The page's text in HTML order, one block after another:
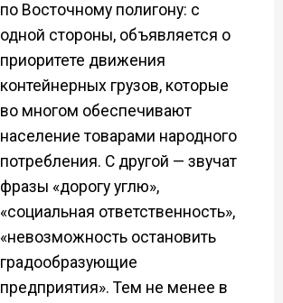
по Восточному полигону: с
одной стороны, объявляется о
приоритете движения
контейнерных грузов, которые
во многом обеспечивают
население товарами народного
потребления. С другой — звучат
фразы «дорогу углю»,
«социальная ответственность»,
«невозможность остановить
градообразующие
предприятия». Тем не менее в